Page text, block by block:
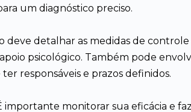
um diagnóstico preciso.
deve detalhar as medidas de
psicológico. Também pode
responsáveis e prazos definidos.
monitorar sua eficácia e